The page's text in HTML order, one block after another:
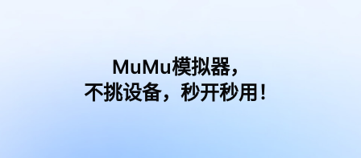
MuMu模拟器，
不挑设备，秒开秒用！